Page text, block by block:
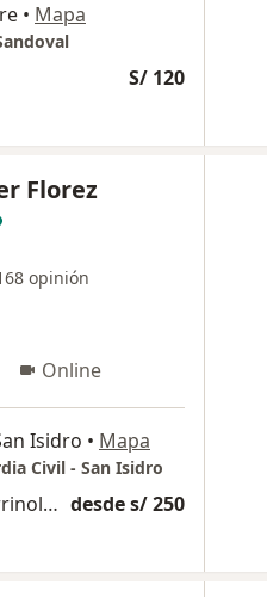
• Mapa
S/ 120
Florez
opinión
Online
Isidro • Mapa
Civil - San Isidro
Consulta Especializada Otorrinolaringológica desde s/ 250